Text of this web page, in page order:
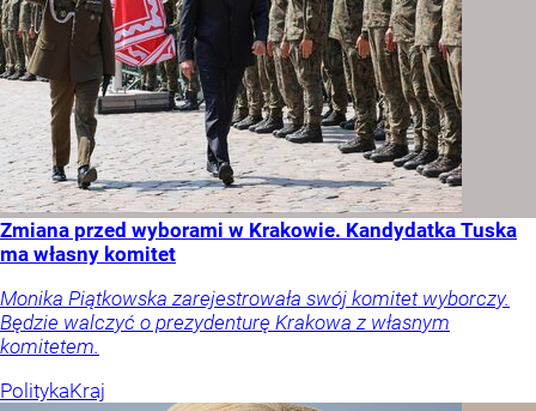
Zmiana przed wyborami w Krakowie. Kandydatka Tuska
ma własny komitet
Monika Piątkowska zarejestrowała swój komitet wyborczy.
Będzie walczyć o prezydenturę Krakowa z własnym
komitetem.
PolitykaKraj